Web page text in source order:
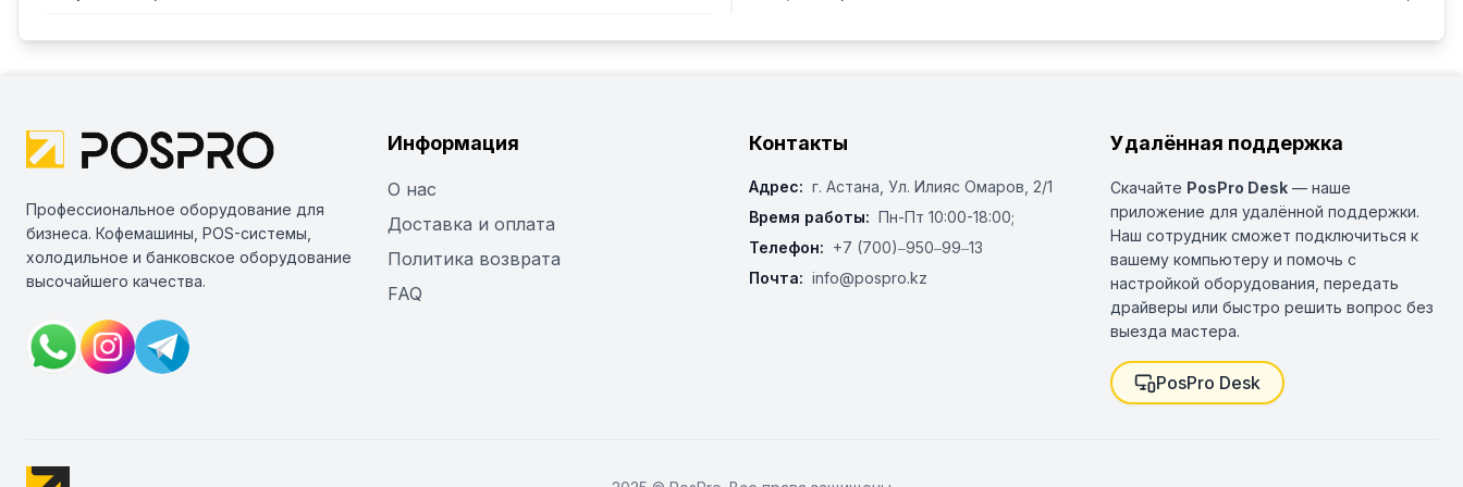
Профессиональное оборудование для
бизнеса. Кофемашины, POS-системы,
холодильное и банковское оборудование
высочайшего качества.
Информация
О нас
Доставка и оплата
Политика возврата
FAQ
Контакты
Адрес: г. Астана, ​Ул. Илияс Омаров, 2/1
Время работы: Пн-Пт 10:00-18:00;
Телефон: +7 (700)‒950‒99‒13
Почта: info@pospro.kz
Удалённая поддержка
Скачайте PosPro Desk — наше
приложение для удалённой поддержки.
Наш сотрудник сможет подключиться к
вашему компьютеру и помочь с
настройкой оборудования, передать
драйверы или быстро решить вопрос без
выезда мастера.
PosPro Desk